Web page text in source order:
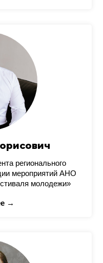
регионального
мероприятий АНО
молодежи»
→